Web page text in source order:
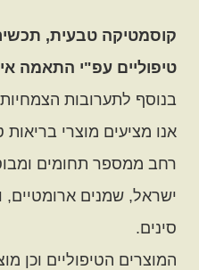
קוסמטיקה טבעית,
טיפוליים עפ"י התאמה
בנוסף לתערובות
אנו מציעים מוצרי
רחב ממספר תחומים
ישראל, שמנים ארומטיים,
סינים.
המוצרים הטיפוליים וכן